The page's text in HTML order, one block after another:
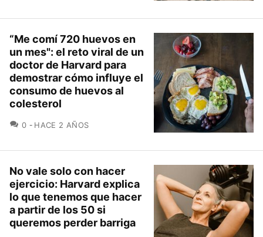
“Me comí 720 huevos en
un mes": el reto viral de un
doctor de Harvard para
demostrar cómo influye el
consumo de huevos al
colesterol
0 COMENTARIOS
HACE 2 AÑOS
No vale solo con hacer
ejercicio: Harvard explica
lo que tenemos que hacer
a partir de los 50 si
queremos perder barriga